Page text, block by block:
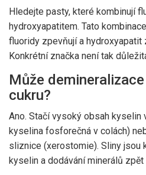
Hledejte pasty, které kombinují
hydroxyapatitem. Tato
fluoridy zpevňují a hydroxyapatit
Konkrétní značka není tak
Může
cukru?
Ano. Stačí vysoký obsah kyselin
kyselina fosforečná v colách)
sliznice (xerostomie). Sliny jsou
kyselin a dodávání minerálů